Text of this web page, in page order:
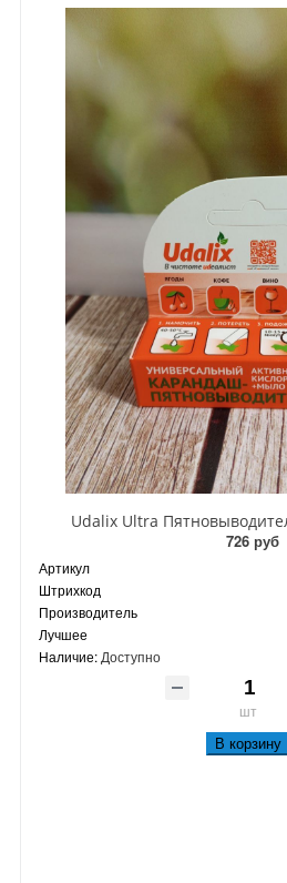
Udalix Ultra
726 руб
Артикул
Штрихкод
Производитель
Лучшее
Наличие:Доступно
шт
В корзину